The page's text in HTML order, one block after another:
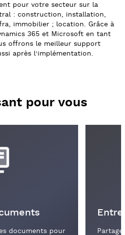
pour votre secteur sur la
: construction, installation,
immobilier ; location. Grâce à
365 et Microsoft en tant
offrons le meilleur support
après l’implémentation.
pour vous
documents pour